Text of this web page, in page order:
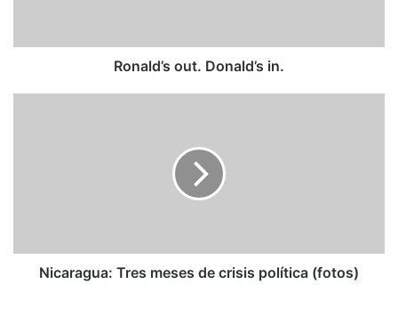
Ronald’s out. Donald’s in.
Nicaragua: Tres meses de crisis política (fotos)